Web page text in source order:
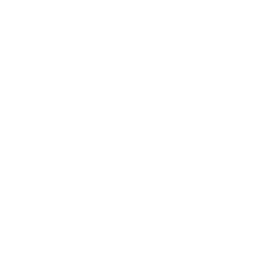
了承ください。
き作成されるも
をご了承くださ
です。
ありません。
です。
ず変更すること
1000ppm以下、
) : 1000ppm、
、
可)を取得する
これらの製造装
通知します。
ムロン制御